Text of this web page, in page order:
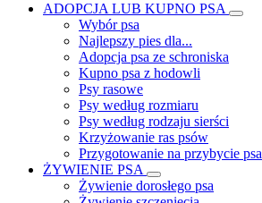
ADOPCJA LUB KUPNO PSA
Wybór psa
Najlepszy pies dla...
Adopcja psa ze schroniska
Kupno psa z hodowli
Psy rasowe
Psy według rozmiaru
Psy według rodzaju sierści
Krzyżowanie ras psów
Przygotowanie na przybycie psa
ŻYWIENIE PSA
Żywienie dorosłego psa